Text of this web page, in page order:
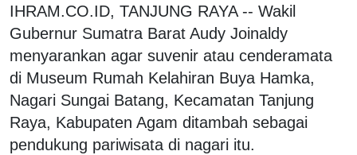
IHRAM.CO.ID, TANJUNG RAYA -- Wakil
Gubernur Sumatra Barat Audy Joinaldy
menyarankan agar suvenir atau cenderamata
di Museum Rumah Kelahiran Buya Hamka,
Nagari Sungai Batang, Kecamatan Tanjung
Raya, Kabupaten Agam ditambah sebagai
pendukung pariwisata di nagari itu.